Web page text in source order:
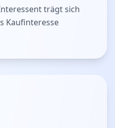
trägt sich
Kaufinteresse